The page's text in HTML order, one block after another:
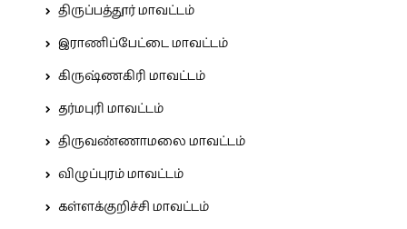
திருப்பத்தூர் மாவட்டம்
இராணிப்பேட்டை மாவட்டம்
கிருஷ்ணகிரி மாவட்டம்
தர்மபுரி மாவட்டம்
திருவண்ணாமலை மாவட்டம்
விழுப்புரம் மாவட்டம்
கள்ளக்குறிச்சி மாவட்டம்